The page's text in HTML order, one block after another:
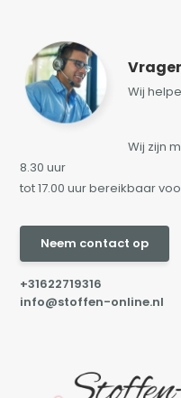
Wij
Wij zijn
8.30 uur
tot 17.00 uur bereikbaar
Neem contact op
+31622719316
info@stoffen-online.nl